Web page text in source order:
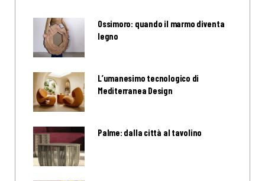
Ossimoro: quando il marmo diventa
legno
L’umanesimo tecnologico di
Mediterranea Design
Palme: dalla città al tavolino